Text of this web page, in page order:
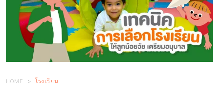
HOME โรงเรียน